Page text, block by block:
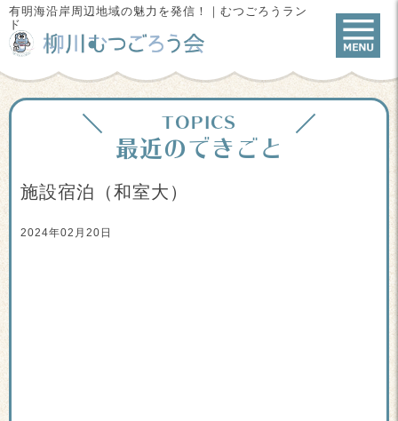
有明海沿岸周辺地域の魅力を発信！｜むつごろうラン
ド
最近のできごと
TOPICS
施設宿泊（和室大）
2024年02月20日